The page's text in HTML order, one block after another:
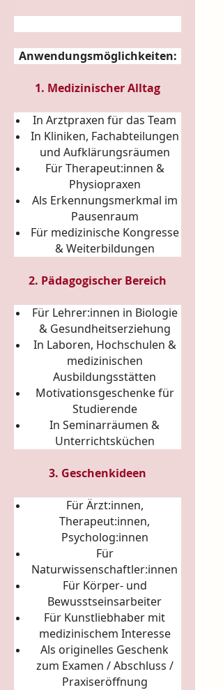
Anwendungsmöglichkeiten:
1. Medizinischer Alltag
In Arztpraxen für das Team
In Kliniken, Fachabteilungen
und Aufklärungsräumen
Für Therapeut:innen &
Physiopraxen
Als Erkennungsmerkmal im
Pausenraum
Für medizinische Kongresse
& Weiterbildungen
2. Pädagogischer Bereich
Für Lehrer:innen in Biologie
& Gesundheitserziehung
In Laboren, Hochschulen &
medizinischen
Ausbildungsstätten
Motivationsgeschenke für
Studierende
In Seminarräumen &
Unterrichtsküchen
3. Geschenkideen
Für Ärzt:innen,
Therapeut:innen,
Psycholog:innen
Für
Naturwissenschaftler:innen
Für Körper- und
Bewusstseinsarbeiter
Für Kunstliebhaber mit
medizinischem Interesse
Als originelles Geschenk
zum Examen / Abschluss /
Praxiseröffnung